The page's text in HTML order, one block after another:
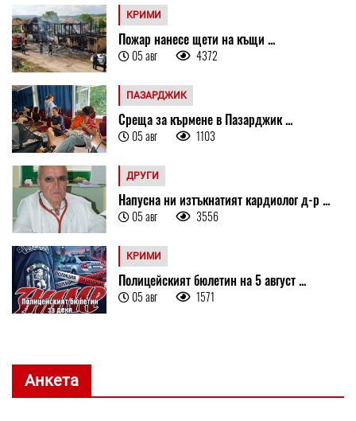
КРИМИ
Пожар нанесе щети на къщи ...
05 авг 4372
ПАЗАРДЖИК
Среща за кърмене в Пазарджик ...
05 авг 1103
ДРУГИ
Напусна ни изтъкнатият кардиолог д-р ...
05 авг 3556
КРИМИ
Полицейският бюлетин на 5 август ...
05 авг 1571
Анкета